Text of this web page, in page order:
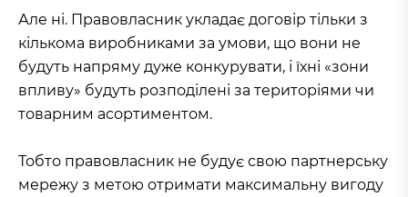
Але ні. Правовласник укладає договір тільки з
кількома виробниками за умови, що вони не
будуть напряму дуже конкурувати, і їхні «зони
впливу» будуть розподілені за територіями чи
товарним асортиментом.
Тобто правовласник не будує свою партнерську
мережу з метою отримати максимальну вигоду